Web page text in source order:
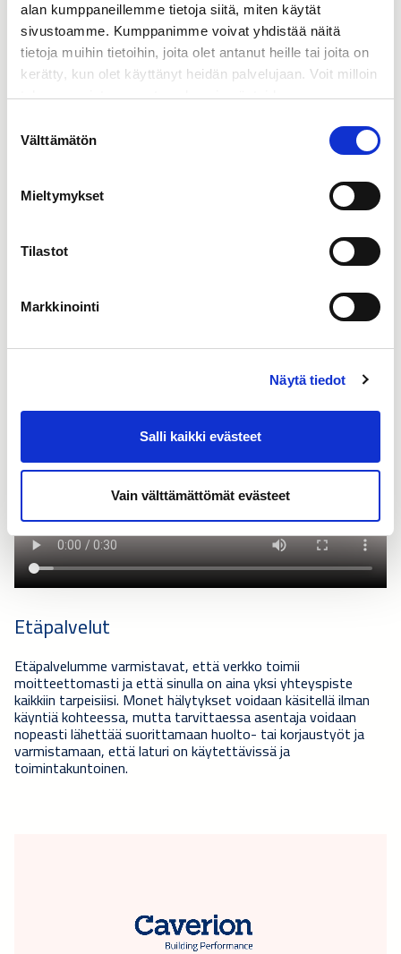
alan kumppaneillemme tietoja siitä, miten käytät
sivustoamme. Kumppanimme voivat yhdistää näitä
tietoja muihin tietoihin, joita olet antanut heille tai joita on
kerätty, kun olet käyttänyt heidän palvelujaan. Voit milloin
tahansa poistaa suostumuksesi evästeiden
valinta
Välttämätön
Mieltymykset
Tilastot
Markkinointi
Näytä tiedot
Salli kaikki evästeet
Vain välttämättömät evästeet
Suosituimmat CPO-palvelumme:
Avaimet käteen -asennukset
Avaimet käteen -periaatteella asennetut laturit ja
latausasemat
rakennustöihin ja asennukseen. On sanomattakin
tapahtuu (projektivaiheesta huoltoon tai korjauksiin)
yhden yksinkertaisen sovelluksen kautta: Caverion
SmartView.
Etäpalvelut
Etäpalvelumme varmistavat, että verkko toimii
moitteettomasti ja että sinulla on aina yksi yhteyspiste
kaikkiin tarpeisiisi. Monet hälytykset voidaan käsitellä ilman
käyntiä kohteessa, mutta tarvittaessa asentaja voidaan
nopeasti lähettää suorittamaan huolto- tai korjaustyöt ja
varmistamaan, että laturi on käytettävissä ja
toimintakuntoinen.